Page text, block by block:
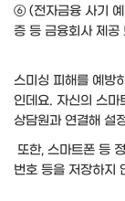
⑥ (전자금융 사기
증 등 금융회사 제공
스미싱 피해를 예방
인데요. 자신의 스마
상담원과 연결해 설
또한, 스마트폰 등
번호 등을 저장하지